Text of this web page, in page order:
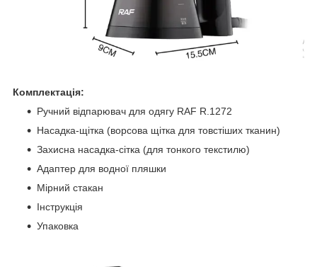
Комплектація:
Ручний відпарювач для одягу RAF R.1272
Насадка-щітка (ворсова щітка для товстіших тканин)
Захисна насадка-сітка (для тонкого текстилю)
Адаптер для водної пляшки
Мірний стакан
Інструкція
Упаковка